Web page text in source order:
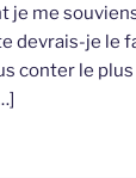
me
devrais-je le
conter le